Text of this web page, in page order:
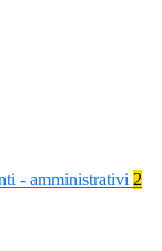
- amministrativi 2